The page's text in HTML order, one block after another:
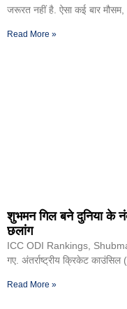
जरूरत नहीं है. ऐसा कई बार
Read More »
शुभमन गिल बने दुनिया के
छलांग
ICC ODI Rankings,
गए. अंतर्राष्ट्रीय क्रिकेट
Read More »